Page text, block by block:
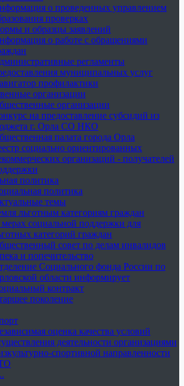
о проведенных управлением
проверках
и образцы заявлений
о работе с обращениями
регламенты
муниципальных услуг
профилактики
организации
организации
на предоставление субсидий из
г. Орла СО НКО
палата города Орла
социально ориентированных
организаций - получателей
политика
политика
темы
льготным категориям граждан
социальной поддержки для
категорий граждан
совет по делам инвалидов
и попечительство
Социального фонда России по
области информирует
контракт
поколение
оценка качества условий
деятельности организациями
спортивной направленности